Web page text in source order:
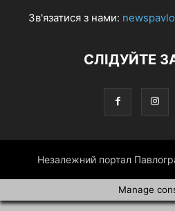
Зв'язатися з нами:
СЛІДУЙТЕ
Незалежний портал
Manage